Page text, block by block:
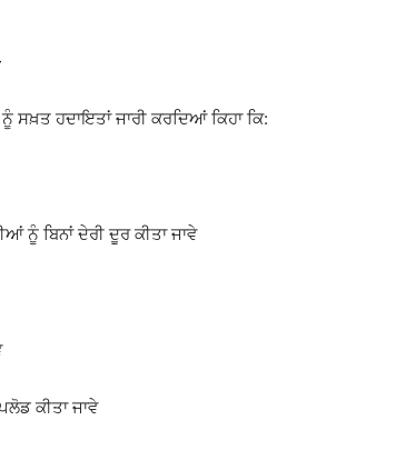
ਹਦਾਇਤਾਂ ਜਾਰੀ ਕਰਦਿਆਂ ਕਿਹਾ ਕਿ:
ਬਿਨਾਂ ਦੇਰੀ ਦੂਰ ਕੀਤਾ ਜਾਵੇ
ਕੀਤਾ ਜਾਵੇ